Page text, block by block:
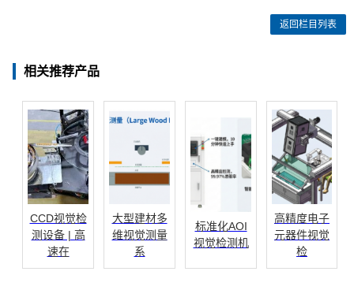
返回栏目列表
相关推荐产品
CCD视觉检
测设备 | 高
速在
大型建材多
维视觉测量
系
标准化AOI
视觉检测机
高精度电子
元器件视觉
检